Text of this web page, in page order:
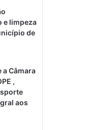
e limpeza
de
a Câmara
,
aos